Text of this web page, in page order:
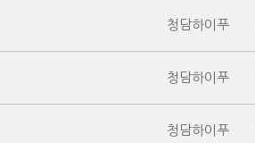
청담하이푸
청담하이푸
청담하이푸